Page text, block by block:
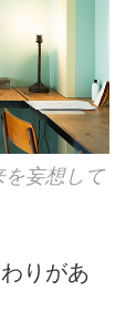
を妄想して
りがあ